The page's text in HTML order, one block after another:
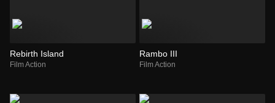
Rebirth Island
Film Action
Rambo III
Film Action